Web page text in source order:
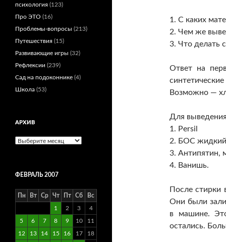
1. С каких
2. Чем же
3. Что делать
Ответ на
Возможно —
Для
1. Persil
2. БОС жидкий
3. Антипятин,
4. Ванишь.
После стирки
Они были
в машине.
остались.
психология (123)
Про ЭТО (16)
Проблемы-вопросы (213)
Путешествия (15)
Развивающие игры (32)
Рефлексии (239)
Сад на подоконнике (4)
Школа (53)
АРХИВ
Архив
ФЕВРАЛЬ 2007
Пн Вт Ср Чт Пт Сб Вс
1 2 3 4
5 6 7 8 9 10 11
12 13 14 15 16 17 18